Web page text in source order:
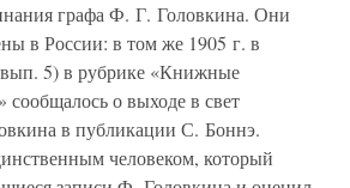
графа Ф. Г. Головкина. Они
в России: в том же 1905 г. в
5) в рубрике «Книжные
сообщалось о выходе в свет
в публикации С. Боннэ.
человеком, который